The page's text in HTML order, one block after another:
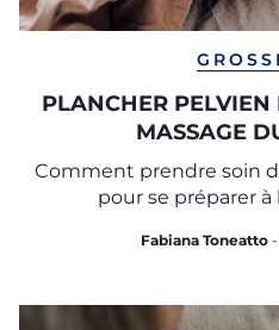
PLANCHER PELVIEN
MASSAGE
Comment prendre soin
pour se préparer
Fabiana Toneatto